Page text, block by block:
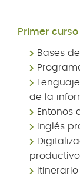
Primer curso
Bases
de la
Entonos
Inglés